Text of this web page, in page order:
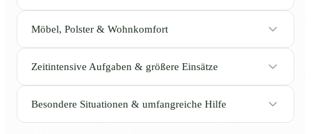
Möbel, Polster & Wohnkomfort
Zeitintensive Aufgaben & größere Einsätze
Besondere Situationen & umfangreiche Hilfe